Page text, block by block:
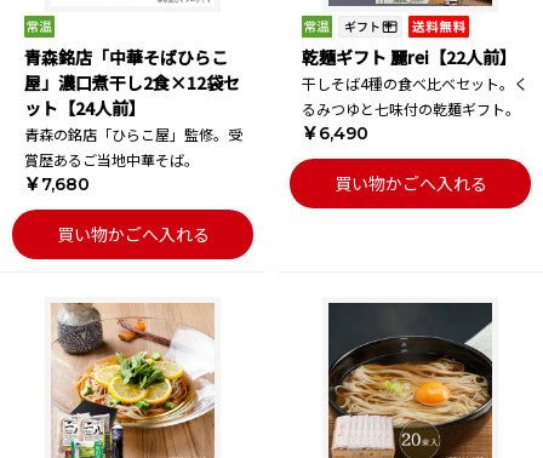
青森銘店「中華そばひらこ
屋」濃口煮干し2食×12袋セ
ット【24人前】
青森の銘店「ひらこ屋」監修。受
賞歴あるご当地中華そば。
￥7,680
買い物かごへ入れる
乾麺ギフト 麗rei【22人前】
干しそば4種の食べ比べセット。く
るみつゆと七味付の乾麺ギフト。
￥6,490
買い物かごへ入れる